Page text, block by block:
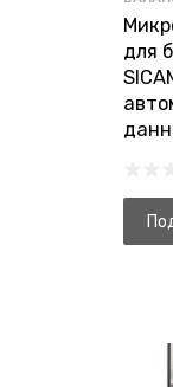
для